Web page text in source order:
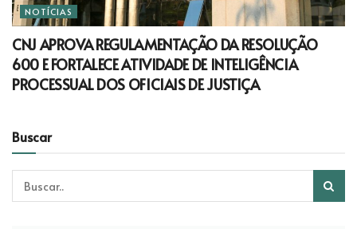
NOTÍCIAS
CNJ APROVA REGULAMENTAÇÃO DA RESOLUÇÃO
600 E FORTALECE ATIVIDADE DE INTELIGÊNCIA
PROCESSUAL DOS OFICIAIS DE JUSTIÇA
Buscar